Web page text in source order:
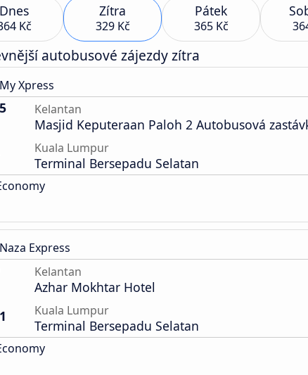
Dnes
Kč
Zítra
329 Kč
Pátek
365 Kč
autobusové zájezdy zítra
My Xpress
Kelantan
Masjid Keputeraan Paloh 2 Autobusová
Kuala Lumpur
Terminal Bersepadu Selatan
Naza Express
Kelantan
Azhar Mokhtar Hotel
Kuala Lumpur
Terminal Bersepadu Selatan